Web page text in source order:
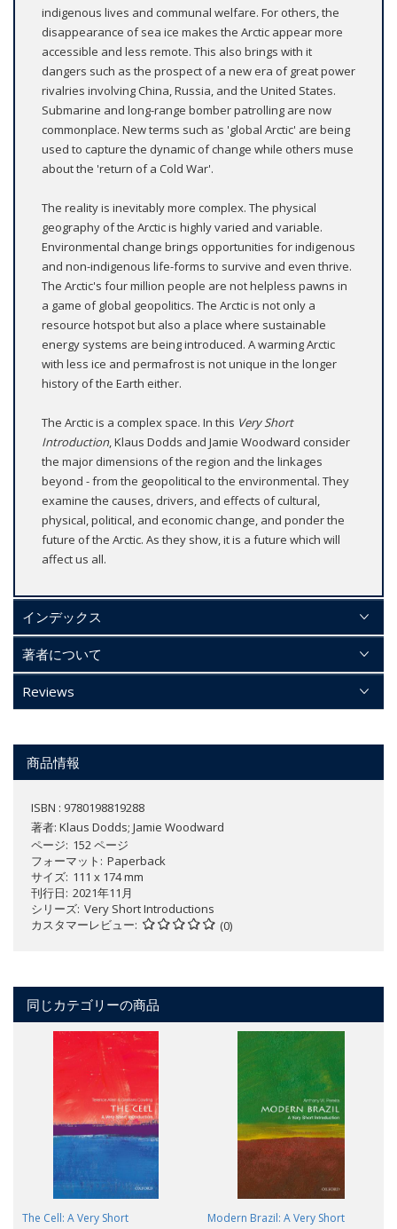
indigenous lives and communal welfare. For others, the
disappearance of sea ice makes the Arctic appear more
accessible and less remote. This also brings with it
dangers such as the prospect of a new era of great power
rivalries involving China, Russia, and the United States.
Submarine and long-range bomber patrolling are now
commonplace. New terms such as 'global Arctic' are being
used to capture the dynamic of change while others muse
about the 'return of a Cold War'.
The reality is inevitably more complex. The physical
geography of the Arctic is highly varied and variable.
Environmental change brings opportunities for indigenous
and non-indigenous life-forms to survive and even thrive.
The Arctic's four million people are not helpless pawns in
a game of global geopolitics. The Arctic is not only a
resource hotspot but also a place where sustainable
energy systems are being introduced. A warming Arctic
with less ice and permafrost is not unique in the longer
history of the Earth either.
The Arctic is a complex space. In this Very Short
Introduction, Klaus Dodds and Jamie Woodward consider
the major dimensions of the region and the linkages
beyond - from the geopolitical to the environmental. They
examine the causes, drivers, and effects of cultural,
physical, political, and economic change, and ponder the
future of the Arctic. As they show, it is a future which will
affect us all.
インデックス
著者について
Reviews
商品情報
ISBN : 9780198819288
著者: Klaus Dodds; Jamie Woodward
ページ 152 ページ
フォーマット
Paperback
サイズ 111 x 174 mm
刊行日 2021年11月
シリーズ Very Short Introductions
カスタマーレビュー
(0)
同じカテゴリーの商品
The Cell: A Very Short
Modern Brazil: A Very Short